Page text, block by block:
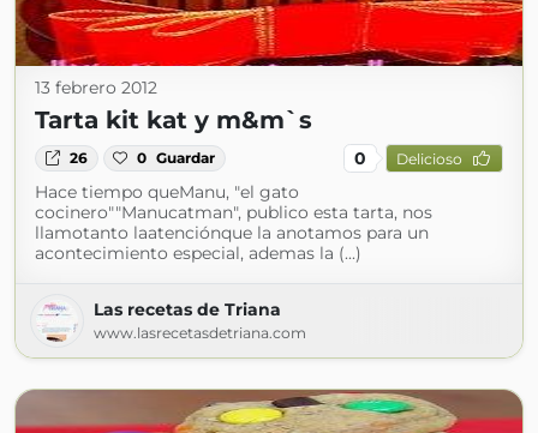
13 febrero 2012
Tarta kit kat y m&m`s
26 0 Guardar 0 Delicioso
Hace tiempo queManu, "el gato
cocinero""Manucatman", publico esta tarta, nos
llamotanto laatenciónque la anotamos para un
acontecimiento especial, ademas la (...)
Las recetas de Triana
www.lasrecetasdetriana.com